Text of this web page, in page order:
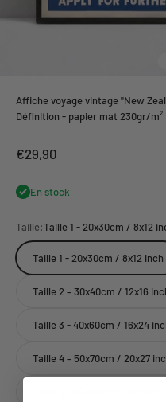
Affiche voyage vintage "New
Définition - papier mat 230gr/m²
Prix de vente
€29,90
En stock
Taille:Taille 1 - 20x30cm / 8x12
Taille 1 - 20x30cm / 8x12 inch
Taille 2 – 30x40cm / 12x16
Taille 3 - 40x60cm / 16x24
Taille 4 – 50x70cm / 20x27